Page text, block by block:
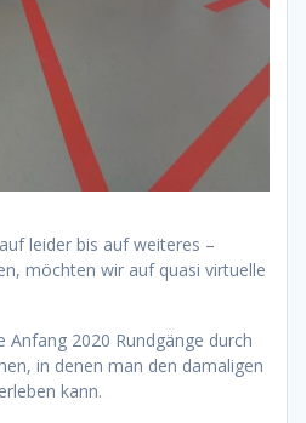
leider bis auf weiteres –
möchten wir auf quasi virtuelle
Anfang 2020 Rundgänge durch
in denen man den damaligen
kann.